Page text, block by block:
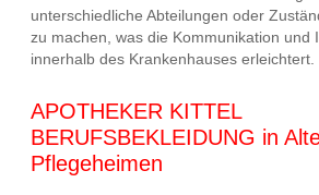
unterschiedliche Abteilungen oder
zu machen, was die Kommunikation und
innerhalb des Krankenhauses erleichtert.
APOTHEKER KITTEL
BERUFSBEKLEIDUNG in
Pflegeheimen